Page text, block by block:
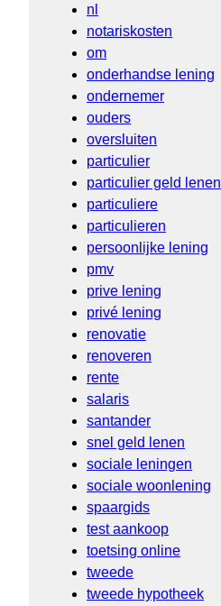
nl
notariskosten
om
onderhandse lening
ondernemer
ouders
oversluiten
particulier
particulier geld lenen
particuliere
particulieren
persoonlijke lening
pmv
prive lening
privé lening
renovatie
renoveren
rente
salaris
santander
snel geld lenen
sociale leningen
sociale woonlening
spaargids
test aankoop
toetsing online
tweede
tweede hypotheek